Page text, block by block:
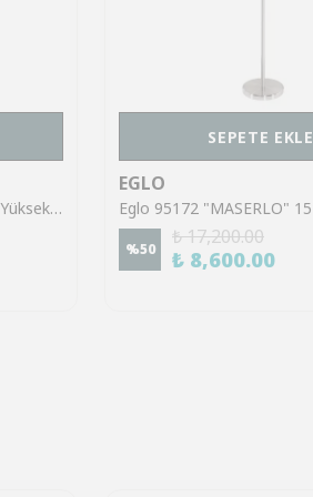
Eglo 39947 "POTOSI" 187 Cm Yüksekliğinde Çelik Köşe Lambası Lambader
SEPETE EKLE
EGLO
%50
₺ 17,200.00
₺ 8,600.00